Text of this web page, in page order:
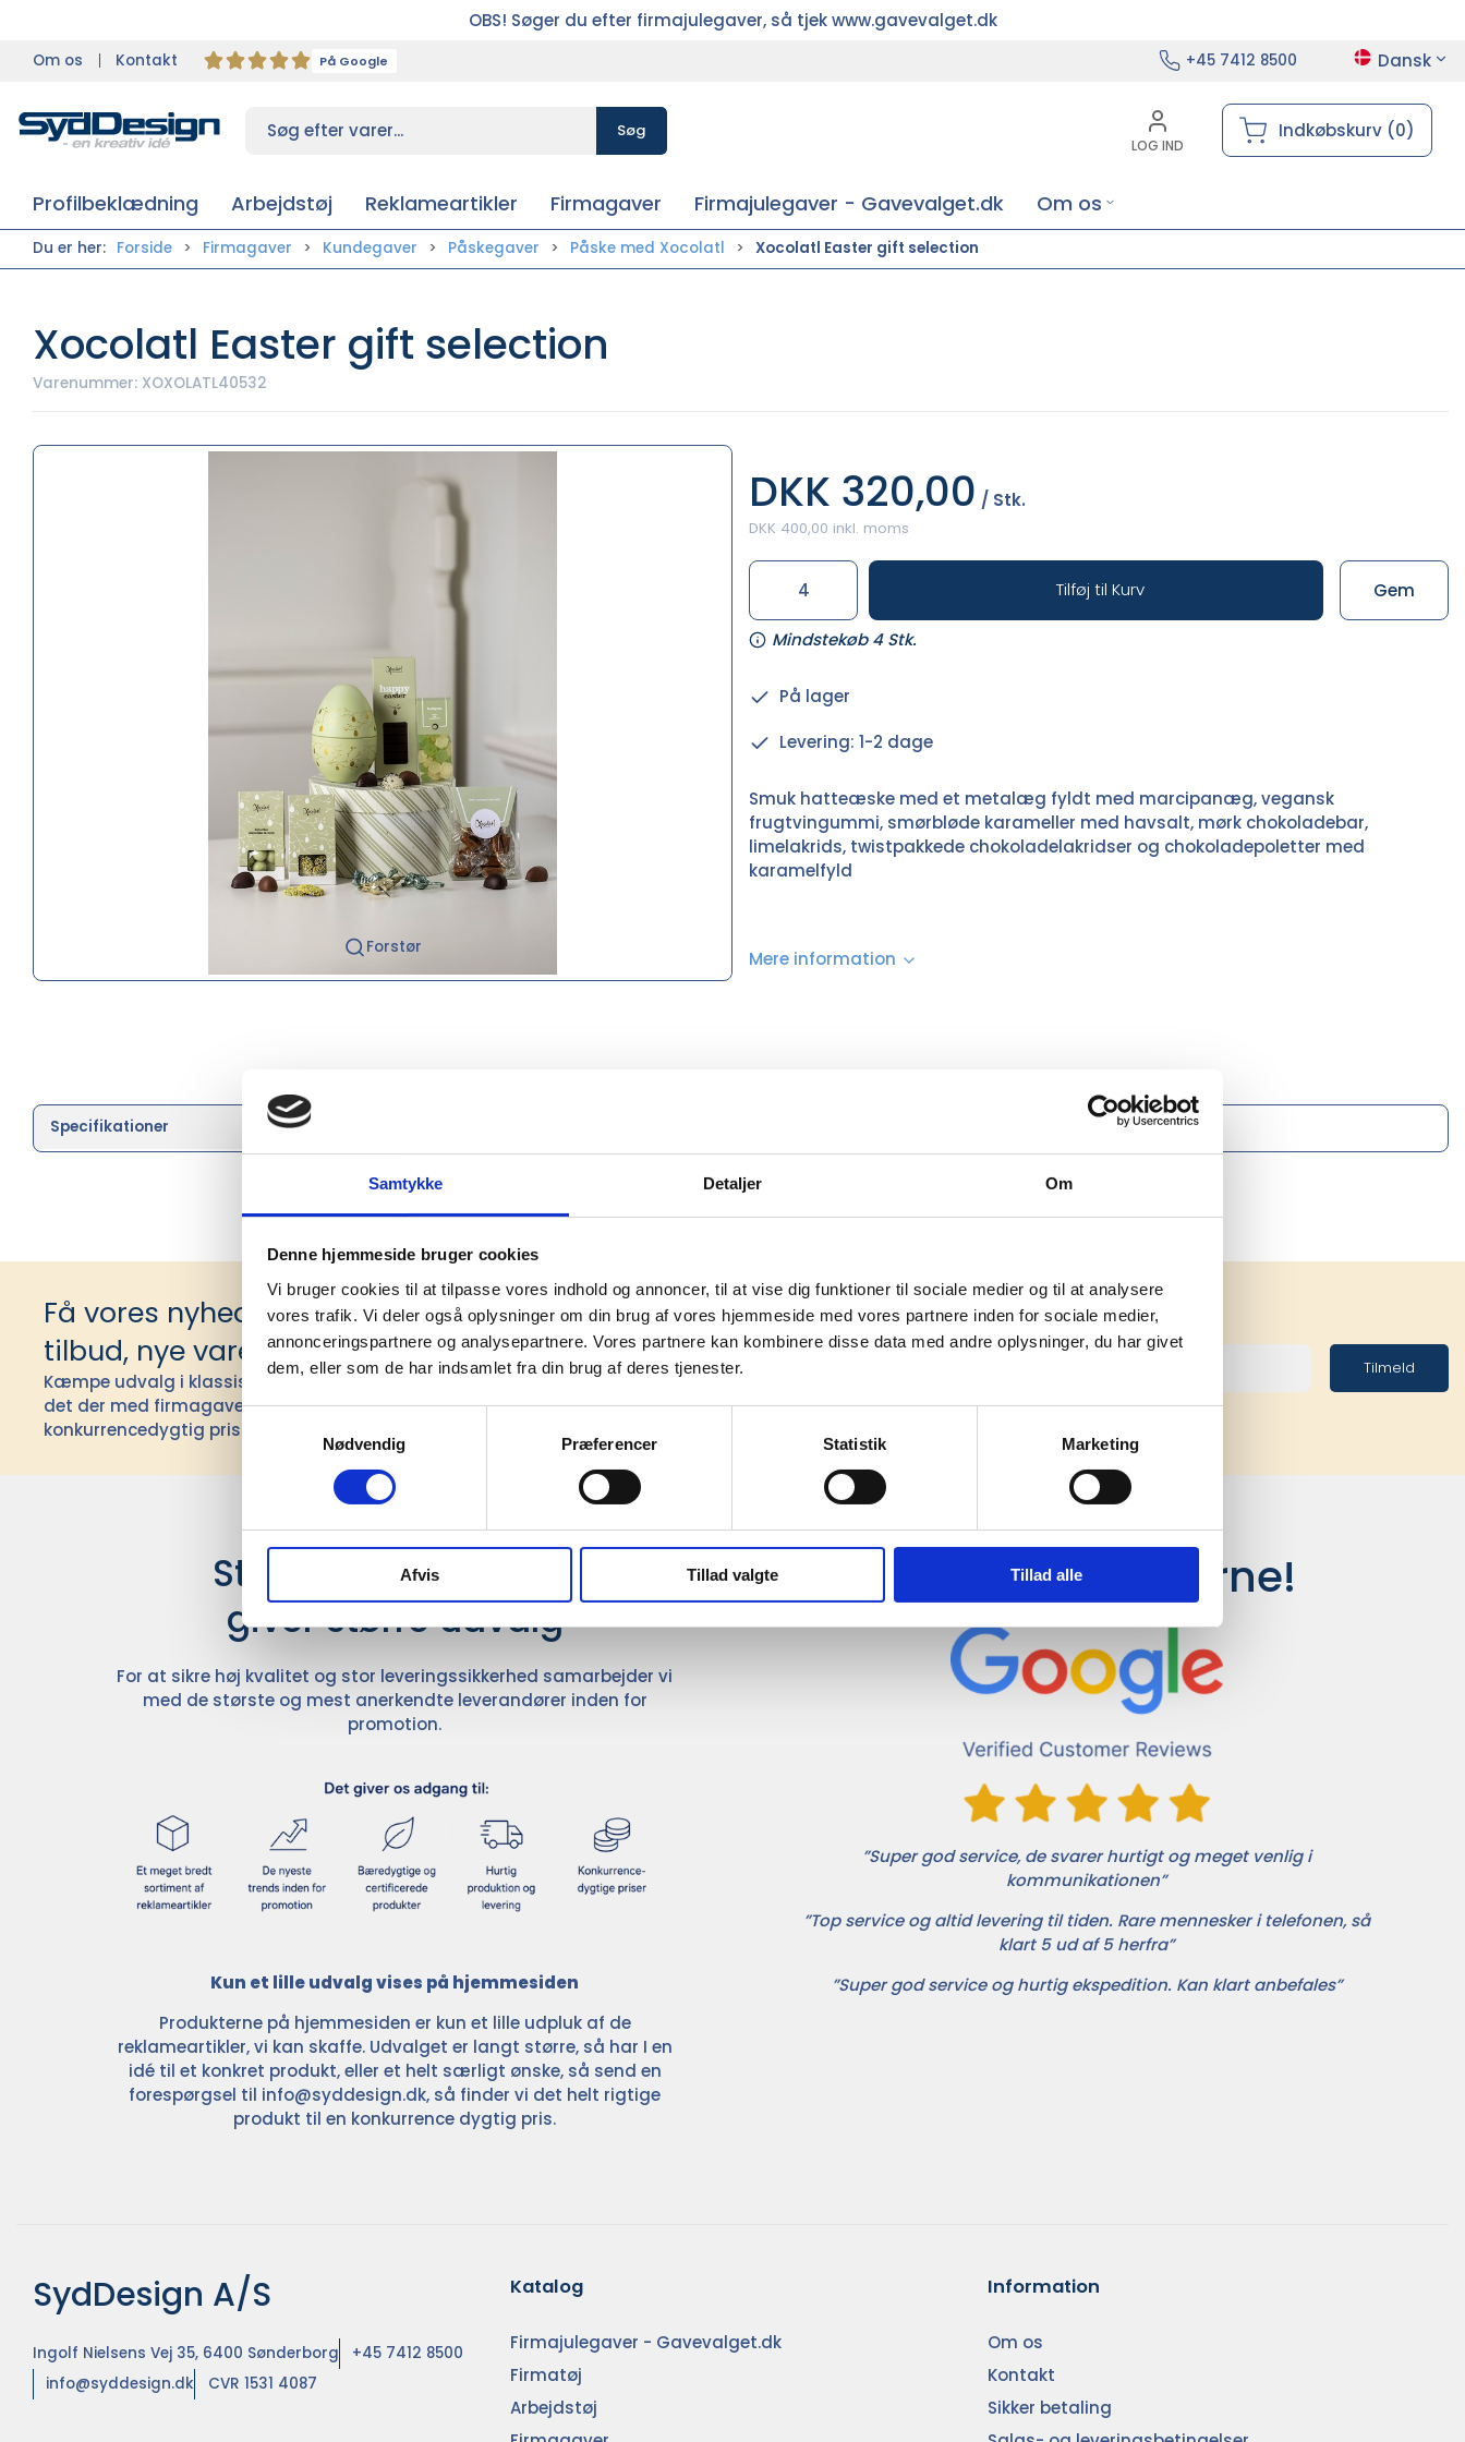
Samtykke Detaljer Om
Denne hjemmeside bruger cookies
Vi bruger cookies til at tilpasse vores indhold og annoncer, til at vise dig funktioner til sociale medier og til at analysere
vores trafik. Vi deler også oplysninger om din brug af vores hjemmeside med vores partnere inden for sociale medier,
annonceringspartnere og analysepartnere. Vores partnere kan kombinere disse data med andre oplysninger, du har givet
dem, eller som de har indsamlet fra din brug af deres tjenester.
Samtykkevalg
Nødvendig
Præferencer Statistik Marketing
Afvis Tillad valgte Tillad alle
OBS! Søger du efter firmajulegaver, så tjek www.gavevalget.dk
Om os Kontakt På Google +45 7412 8500 Dansk
Søg
LOG IND
Indkøbskurv (0)
Profilbeklædning Arbejdstøj Reklameartikler Firmagaver Firmajulegaver - Gavevalget.dk Om os
Du er her: Forside Firmagaver Kundegaver Påskegaver Påske med Xocolatl Xocolatl Easter gift selection
Xocolatl Easter gift selection
Varenummer: XOXOLATL40532
Forstør
DKK 320,00 / Stk.
DKK 400,00 inkl. moms
Tilføj til Kurv
Mindstekøb 4 Stk.
Gem
På lager
Levering: 1-2 dage
Smuk hatteæske med et metalæg fyldt med marcipanæg, vegansk
frugtvingummi, smørbløde karameller med havsalt, mørk chokoladebar,
limelakrids, twistpakkede chokoladelakridser og chokoladepoletter med
karamelfyld
Mere information
Specifikationer
Få vores nyhedsbrev med information om
tilbud, nye varer og andet godt
Kæmpe udvalg i klassiske og nyskabende gaveidéer til din virksomhed. Vi kan
det der med firmagaver, og har ydet god personlig service til en
konkurrencedygtig pris siden 1991.
Tilmeld
Stærke leverandører
giver større udvalg
For at sikre høj kvalitet og stor leveringssikkerhed samarbejder vi
med de største og mest anerkendte leverandører inden for
promotion.
Kun et lille udvalg vises på hjemmesiden
Produkterne på hjemmesiden er kun et lille udpluk af de
reklameartikler, vi kan skaffe. Udvalget er langt større, så har I en
idé til et konkret produkt, eller et helt særligt ønske, så send en
forespørgsel til info@syddesign.dk, så finder vi det helt rigtige
produkt til en konkurrence dygtig pris.
Det siger kunderne!
”Super god service, de svarer hurtigt og meget venlig i
kommunikationen”
”Top service og altid levering til tiden. Rare mennesker i telefonen, så
klart 5 ud af 5 herfra”
”Super god service og hurtig ekspedition. Kan klart anbefales”
SydDesign A/S
Ingolf Nielsens Vej 35, 6400 Sønderborg
+45 7412 8500
info@syddesign.dk
CVR 1531 4087
Katalog
Firmajulegaver - Gavevalget.dk
Firmatøj
Arbejdstøj
Information
Om os
Kontakt
Sikker betaling